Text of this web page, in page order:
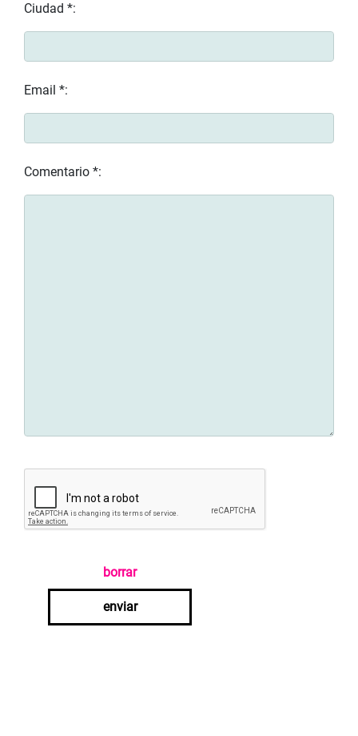
Ciudad *:
Email *:
Comentario *:
borrar
enviar